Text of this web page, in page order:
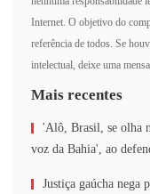
Internet. O objetivo do
referência de todos. Se
intelectual, deixe uma
Mais recentes
'Alô, Brasil, se olha
voz da Bahia', ao
Justiça gaúcha nega